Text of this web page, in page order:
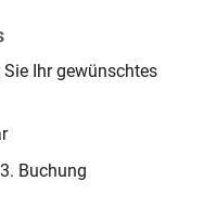
Sie Ihr gewünschtes
Buchung